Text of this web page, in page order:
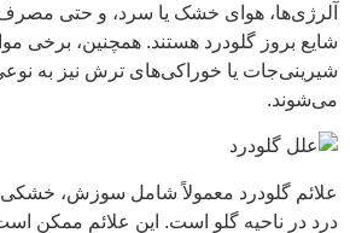
آلرژی‌ها، هوای خشک یا سرد، و حتی مصرف
شایع بروز گلودرد هستند. همچنین، برخی
شیرینی‌جات یا خوراکی‌های ترش نیز به
می‌شوند.
علائم گلودرد معمولاً شامل سوزش،
درد در ناحیه گلو است. این علائم ممکن